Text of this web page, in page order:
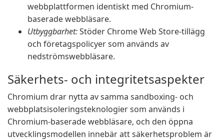
webbplattformen identiskt med Chromium-
baserade webbläsare.
Utbyggbarhet:Stöder Chrome Web Store-tillägg
och företagspolicyer som används av
nedströmswebbläsare.
Säkerhets- och integritetsaspekter
Chromium drar nytta av samma sandboxing- och
webbplatsisoleringsteknologier som används i
Chromium-baserade webbläsare, och den öppna
utvecklingsmodellen innebär att säkerhetsproblem är